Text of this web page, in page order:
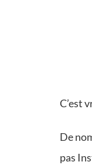
C’est
De
pas